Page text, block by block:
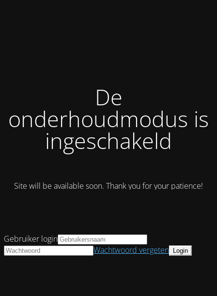
De
onderhoudmodus is
ingeschakeld
Site will be available soon. Thank you for your patience!
Gebruiker login
Wachtwoord vergeten